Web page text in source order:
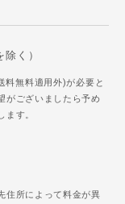
く）
料無料適用外)が必要と
がございましたら予め
ます。
住所によって料金が異